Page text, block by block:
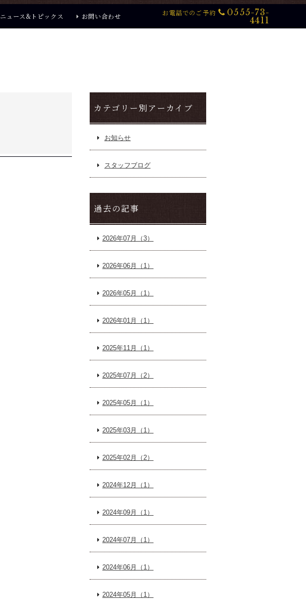
ニュース&トピックス お問い合わせ お電話でのご予約
0555-73-
4411
カテゴリー別アーカイブ
お知らせ
スタッフブログ
過去の記事
2026年07月（3）
2026年06月（1）
2026年05月（1）
2026年01月（1）
2025年11月（1）
2025年07月（2）
2025年05月（1）
2025年03月（1）
2025年02月（2）
2024年12月（1）
2024年09月（1）
2024年07月（1）
2024年06月（1）
2024年05月（1）